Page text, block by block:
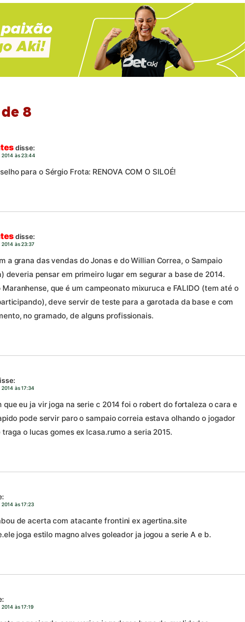
8
disse:
2014 às 23:44
para o Sérgio Frota: RENOVA COM O SILOÉ!
disse:
às 23:37
a grana das vendas do Jonas e do Willian Correa, o Sampaio
deveria pensar em primeiro lugar em segurar a base de 2014.
Maranhense, que é um campeonato mixuruca e FALIDO (tem até o
deve servir de teste para a garotada da base e com
no gramado, de alguns profissionais.
às 17:34
que eu ja vir joga na serie c 2014 foi o robert do fortaleza o cara e
pode servir paro o sampaio correia estava olhando o jogador
o lucas gomes ex lcasa.rumo a seria 2015.
às 17:23
de acerta com atacante frontini ex agertina.site
joga estilo magno alves goleador ja jogou a serie A e b.
às 17:19